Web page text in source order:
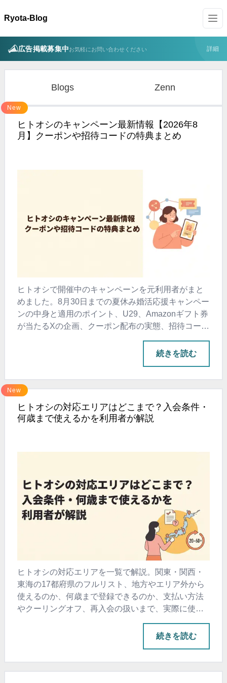
Ryota-Blog
広告掲載募集中お気軽にお問い合わせください 詳細
Blogs Zenn
New
ヒトオシのキャンペーン最新情報【2026年8
月】クーポンや招待コードの特典まとめ
ヒトオシで開催中のキャンペーンを元利用者がまと
めました。8月30日までの夏休み婚活応援キャンペー
ンの中身と適用のポイント、U29、Amazonギフト券
が当たるXの企画、クーポン配布の実態、招待コード
ヒトオシのキャン
続きを読む
New
ヒトオシの対応エリアはどこまで？入会条件・
何歳まで使えるかを利用者が解説
ヒトオシの対応エリアを一覧で解説。関東・関西・
東海の17都府県のフルリスト、地方やエリア外から
使えるのか、何歳まで登録できるのか、支払い方法
やクーリングオフ、再入会の扱いまで、実際に使っ
ヒトオシの対応エ
続きを読む